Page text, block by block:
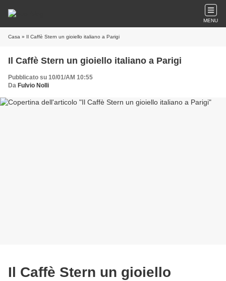
MENU
Casa » Il Caffè Stern un gioiello italiano a Parigi
Il Caffè Stern un gioiello italiano a Parigi
Pubblicato su 10/01/AM 10:55
Da Fulvio Nolli
Il Caffè Stern un gioiello